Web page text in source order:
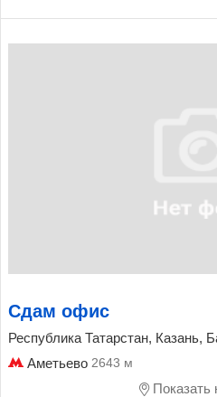
Сдам офис
Республика Татарстан, Казань,
Аметьево 2643 м
Показать